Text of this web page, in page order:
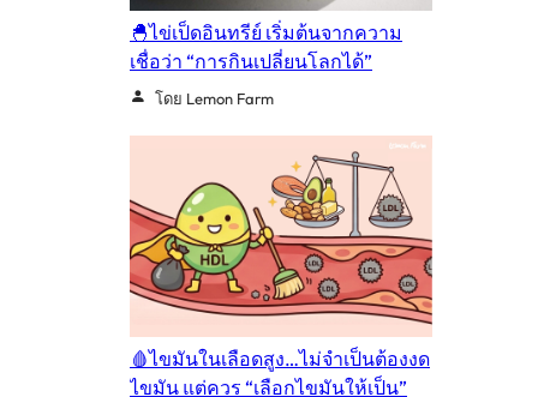
🐣ไข่เป็ดอินทรีย์ เริ่มต้นจากความ
เชื่อว่า “การกินเปลี่ยนโลกได้”
โดย Lemon Farm
🩸ไขมันในเลือดสูง…ไม่จำเป็นต้องงด
ไขมัน แต่ควร “เลือกไขมันให้เป็น”